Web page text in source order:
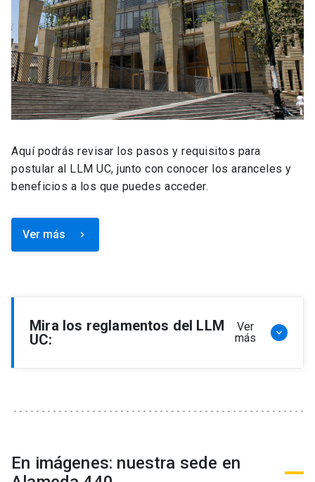
Aquí podrás revisar los pasos y requisitos para
postular al LLM UC, junto con conocer los aranceles y
beneficios a los que puedes acceder.
Ver más keyboard_arrow_right
Mira los reglamentos del LLM
UC:
Ver
más
keyboard_arrow_down
Reglamento de Becas y Descuentos Programa
de Magíster en Derecho, LLM
En imágenes: nuestra sede en